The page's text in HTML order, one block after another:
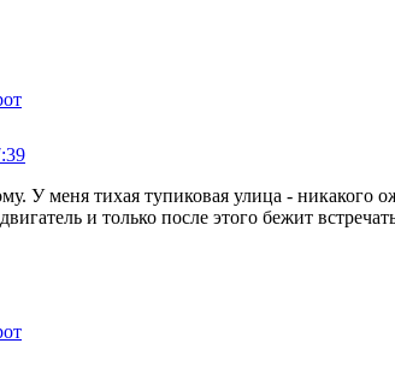
У меня тихая тупиковая улица - никакого
и только после этого бежит